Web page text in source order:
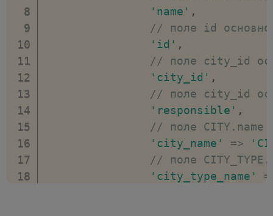
( $query
// распечатка массива
fetchAll( ) ;
'name' ,
// поле id
'id' ,
// поле city_id
'city_id' ,
// поле city_id
'responsible' ,
// поле CITY.name
'city_name'
=>
// поле
'city_type_name'